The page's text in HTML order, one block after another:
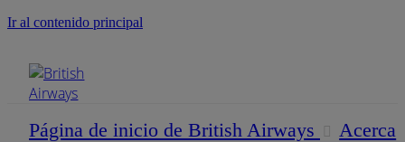
Ir al contenido principal
Página de inicio de British Airways
Acerca